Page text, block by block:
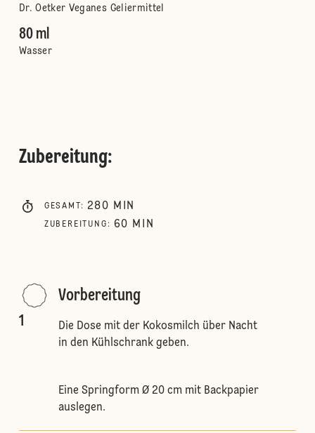
Dr. Oetker Veganes Geliermittel
80 ml
Wasser
Zubereitung:
GESAMT : 280 MIN
ZUBEREITUNG : 60 MIN
1
Vorbereitung
Die Dose mit der Kokosmilch über Nacht
in den Kühlschrank geben.
Eine Springform Ø 20 cm mit Backpapier
auslegen.